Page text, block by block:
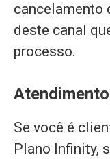
cancelamento
deste canal
processo.
Se você é
Plano Infinity,